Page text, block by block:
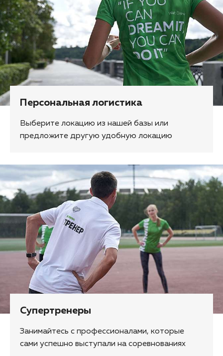
Персональная логистика
Выберите локацию из нашей базы или
предложите другую удобную локацию
Супертренеры
Занимайтесь с профессионалами, которые
сами успешно выступали на соревнованиях